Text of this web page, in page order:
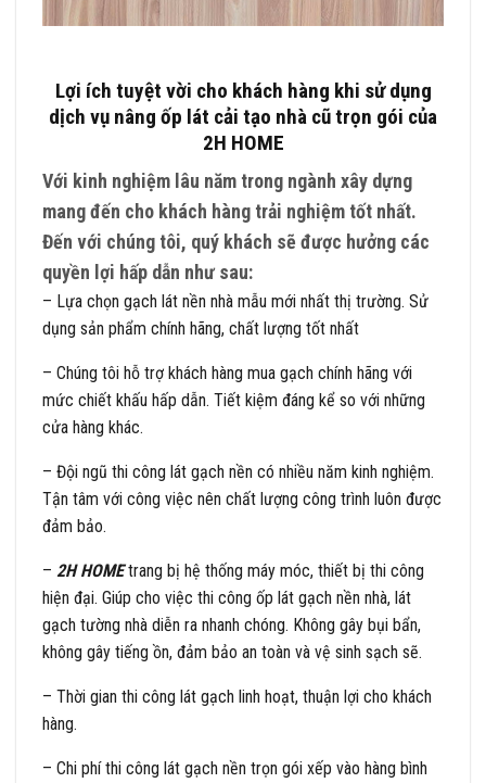
Lợi ích tuyệt vời cho khách hàng khi sử dụng
dịch vụ nâng ốp lát cải tạo nhà cũ trọn gói của
2H HOME
Với kinh nghiệm lâu năm trong ngành xây dựng
mang đến cho khách hàng trải nghiệm tốt nhất.
Đến với chúng tôi, quý khách sẽ được hưởng các
quyền lợi hấp dẫn như sau:
– Lựa chọn gạch lát nền nhà mẫu mới nhất thị trường. Sử
dụng sản phẩm chính hãng, chất lượng tốt nhất
– Chúng tôi hỗ trợ khách hàng mua gạch chính hãng với
mức chiết khấu hấp dẫn. Tiết kiệm đáng kể so với những
cửa hàng khác.
– Đội ngũ thi công lát gạch nền có nhiều năm kinh nghiệm.
Tận tâm với công việc nên chất lượng công trình luôn được
đảm bảo.
– 2H HOMEtrang bị hệ thống máy móc, thiết bị thi công
hiện đại. Giúp cho việc thi công ốp lát gạch nền nhà, lát
gạch tường nhà diễn ra nhanh chóng. Không gây bụi bẩn,
không gây tiếng ồn, đảm bảo an toàn và vệ sinh sạch sẽ.
– Thời gian thi công lát gạch linh hoạt, thuận lợi cho khách
hàng.
– Chi phí thi công lát gạch nền trọn gói xếp vào hàng bình